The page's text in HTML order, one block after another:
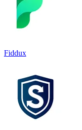
Fiddux